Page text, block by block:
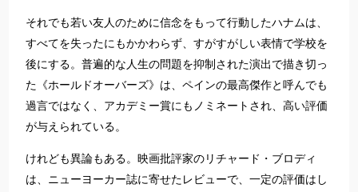
それでも若い友人のために信念をもって行動したハナムは、
すべてを失ったにもかかわらず、すがすがしい表情で学校を
後にする。普遍的な人生の問題を抑制された演出で描き切っ
た《ホールドオーバーズ》は、ペインの最高傑作と呼んでも
過言ではなく、アカデミー賞にもノミネートされ、高い評価
が与えられている。
けれども異論もある。映画批評家のリチャード・ブロディ
は、ニューヨーカー誌に寄せたレビューで、一定の評価はし